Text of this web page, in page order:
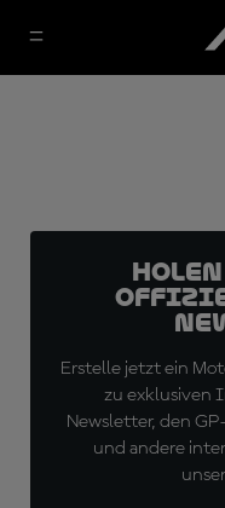
Erstelle jetzt ein
zu exklusiven
Newsletter, den
und andere